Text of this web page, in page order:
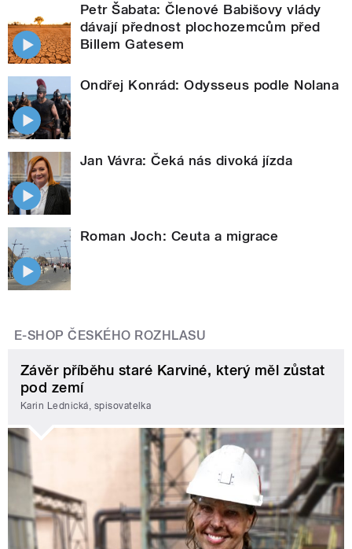
Petr Šabata: Členové Babišovy vlády
dávají přednost plochozemcům před
Billem Gatesem
Ondřej Konrád: Odysseus podle Nolana
Jan Vávra: Čeká nás divoká jízda
Roman Joch: Ceuta a migrace
E-SHOP ČESKÉHO ROZHLASU
Závěr příběhu staré Karviné, který měl zůstat
pod zemí
Karin Lednická, spisovatelka